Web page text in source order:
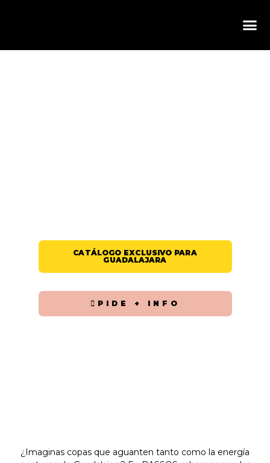
CATÁLOGO EXCLUSIVO PARA
GUADALAJARA
PIDE + INFO
¿Imaginas copas que aguanten tanto como la energía